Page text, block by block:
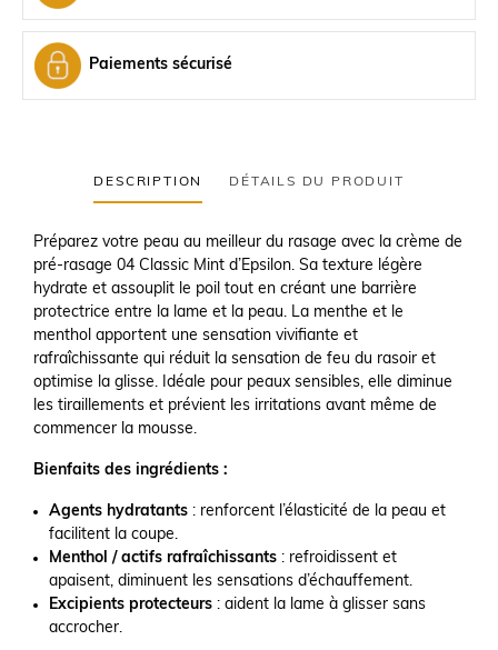
Paiements sécurisé
DESCRIPTION DÉTAILS DU PRODUIT
Préparez votre peau au meilleur du rasage avec la crème de
pré-rasage 04 Classic Mint d’Epsilon. Sa texture légère
hydrate et assouplit le poil tout en créant une barrière
protectrice entre la lame et la peau. La menthe et le
menthol apportent une sensation vivifiante et
rafraîchissante qui réduit la sensation de feu du rasoir et
optimise la glisse. Idéale pour peaux sensibles, elle diminue
les tiraillements et prévient les irritations avant même de
commencer la mousse.
Bienfaits des ingrédients :
Agents hydratants : renforcent l’élasticité de la peau et
facilitent la coupe.
Menthol / actifs rafraîchissants : refroidissent et
apaisent, diminuent les sensations d’échauffement.
Excipients protecteurs : aident la lame à glisser sans
accrocher.